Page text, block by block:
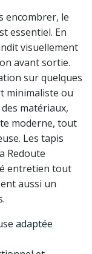
encombrer, le
essentiel. En
visuellement
avant sortie.
sur quelques
minimaliste ou
matériaux,
moderne, tout
Les tapis
Redoute
entretien tout
aussi un
adaptée